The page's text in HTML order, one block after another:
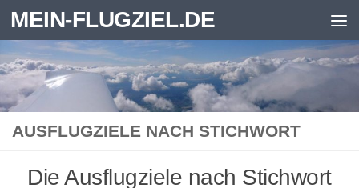
Zum Inhalt springen
MEIN-FLUGZIEL.DE
AUSFLUGZIELE NACH STICHWORT
Die Ausflugziele nach Stichwort